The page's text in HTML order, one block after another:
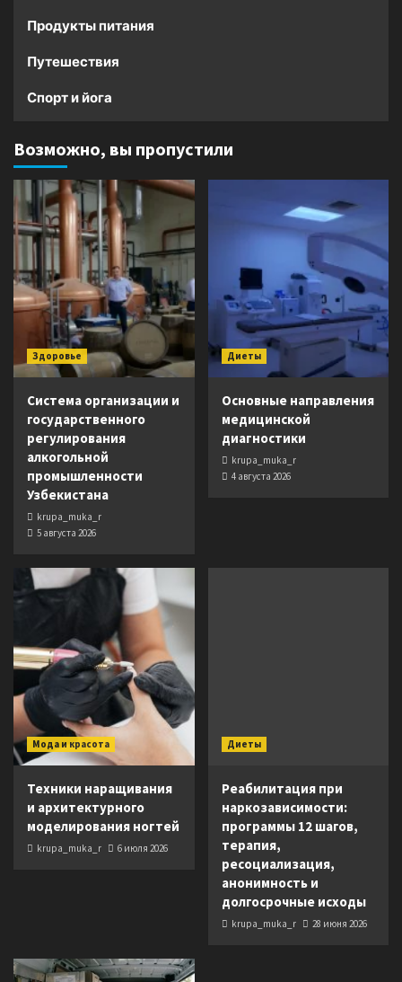
Продукты питания
Путешествия
Спорт и йога
Возможно, вы пропустили
Здоровье
Система организации и
государственного
регулирования
алкогольной
промышленности
Узбекистана
krupa_muka_r
5 августа 2026
Диеты
Основные направления
медицинской
диагностики
krupa_muka_r
4 августа 2026
Мода и красота
Техники наращивания
и архитектурного
моделирования ногтей
krupa_muka_r 6 июля 2026
Диеты
Реабилитация при
наркозависимости:
программы 12 шагов,
терапия,
ресоциализация,
анонимность и
долгосрочные исходы
krupa_muka_r 28 июня 2026